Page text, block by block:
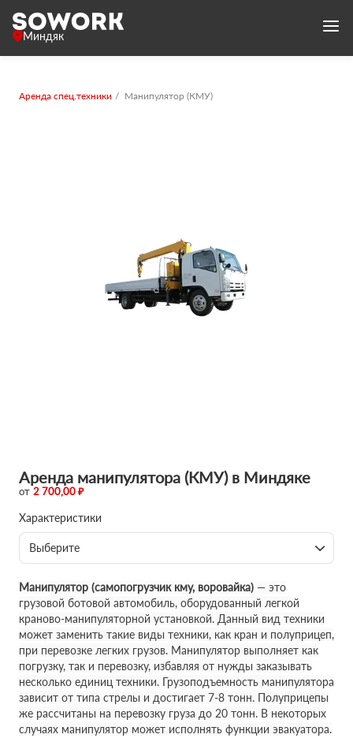
Миндяк
Аренда спец.техники Манипулятор (КМУ)
Аренда манипулятора (КМУ) в Миндяке
от 2 700,00 ₽
Характеристики
Выберите
Манипулятор (самопогрузчик кму, воровайка) — это
грузовой ботовой автомобиль, оборудованный легкой
краново-манипуляторной установкой. Данный вид техники
может заменить такие виды техники, как кран и полуприцеп,
при перевозке легких грузов. Манипулятор выполняет как
погрузку, так и перевозку, избавляя от нужды заказывать
несколько единиц техники. Грузоподъемность манипулятора
зависит от типа стрелы и достигает 7-8 тонн. Полуприцепы
же рассчитаны на перевозку груза до 20 тонн. В некоторых
случаях манипулятор может исполнять функции эвакуатора.